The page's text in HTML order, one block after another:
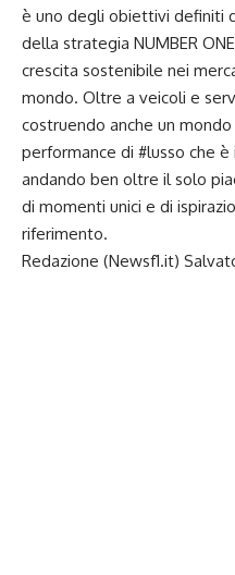
è uno degli obiettivi definiti
della strategia NUMBER
crescita sostenibile nei
mondo. Oltre a veicoli e
costruendo anche un
performance di #lusso che
andando ben oltre il solo
di momenti unici e di
riferimento.
Redazione (Newsf1.it)